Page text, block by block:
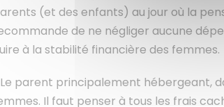
(et des enfants) au jour où la
de ne négliger aucune
à la stabilité financière des femmes.
Le parent principalement hébergeant,
Il faut penser à tous les frais